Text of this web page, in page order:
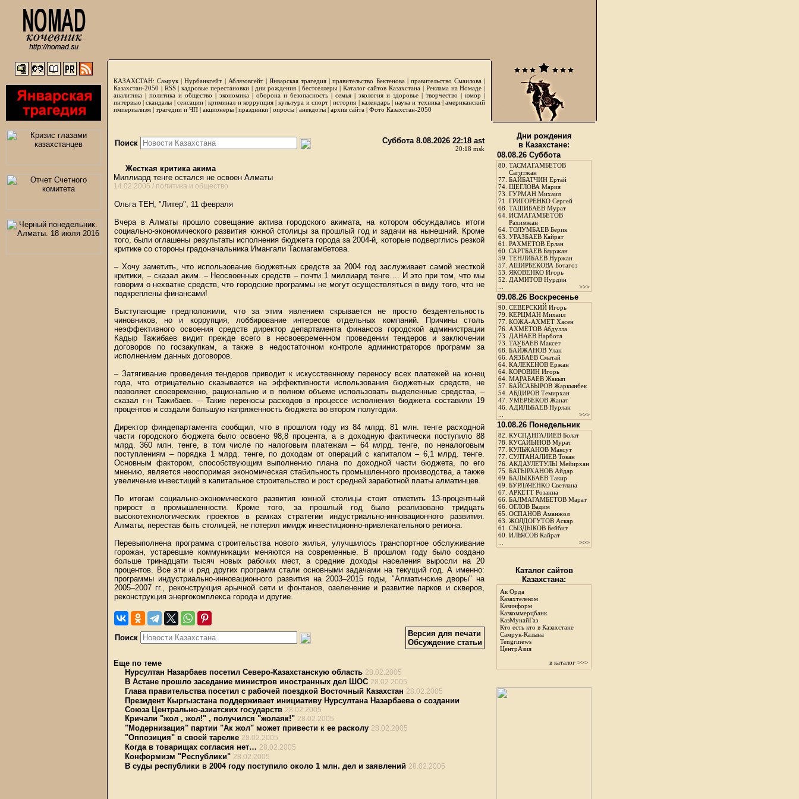
КАЗАХСТАН: Самрук |Нурбанкгейт | Аблязовгейт| Январская трагедия |правительство Бектенова| правительство Смаилова|
Казахстан-2050 | RSS|кадровые перестановки| дни рождения | бестселлеры| Каталог сайтов Казахстана | Реклама на Номаде |
аналитика | политика и общество | экономика | оборона и безопасность | семья | экология и здоровье | творчество | юмор |
интервью |скандалы | сенсации|криминал и коррупция|культура и спорт|история | календарь|наука и техника|американский
империализм | трагедии и ЧП | акционеры | праздники | опросы | анекдоты | архив сайта | Фото Казахстан-2050
Поиск Суббота 8.08.2026 22:18 ast
20:18 msk
Жесткая критика акима
Миллиард тенге остался не освоен Алматы
14.02.2005 / политика и общество
Ольга ТЕН, "Литер", 11 февраля
Вчера в Алматы прошло совещание актива городского акимата, на котором обсуждались итоги
социально-экономического развития южной столицы за прошлый год и задачи на нынешний. Кроме
того, были оглашены результаты исполнения бюджета города за 2004-й, которые подверглись резкой
критике со стороны градоначальника Имангали Тасмагамбетова.
– Хочу заметить, что использование бюджетных средств за 2004 год заслуживает самой жесткой
критики, – сказал аким. – Неосвоенных средств – почти 1 миллиард тенге…. И это при том, что мы
говорим о нехватке средств, что городские программы не могут осуществляться в виду того, что не
подкреплены финансами!
Выступающие предположили, что за этим явлением скрывается не просто бездеятельность
чиновников, но и коррупция, лоббирование интересов отдельных компаний. Причины столь
неэффективного освоения средств директор департамента финансов городской администрации
Кадыр Тажибаев видит прежде всего в несвоевременном проведении тендеров и заключении
договоров по госзакупкам, а также в недостаточном контроле администраторов программ за
исполнением данных договоров.
– Затягивание проведения тендеров приводит к искусственному переносу всех платежей на конец
года, что отрицательно сказывается на эффективности использования бюджетных средств, не
позволяет своевременно, рационально и в полном объеме использовать выделенные средства, –
сказал г-н Тажибаев. – Такие переносы расходов в процессе исполнения бюджета составили 19
процентов и создали большую напряженность бюджета во втором полугодии.
Директор финдепартамента сообщил, что в прошлом году из 84 млрд. 81 млн. тенге расходной
части городского бюджета было освоено 98,8 процента, а в доходную фактически поступило 88
млрд. 360 млн. тенге, в том числе по налоговым платежам – 64 млрд. тенге, по неналоговым
поступлениям – порядка 1 млрд. тенге, по доходам от операций с капиталом – 6,1 млрд. тенге.
Основным фактором, способствующим выполнению плана по доходной части бюджета, по его
мнению, является неоспоримая экономическая стабильность промышленного производства, а также
увеличение инвестиций в капитальное строительство и рост средней заработной платы алматинцев.
По итогам социально-экономического развития южной столицы стоит отметить 13-процентный
прирост в промышленности. Кроме того, за прошлый год было реализовано тридцать
высокотехнологических проектов в рамках стратегии индустриально-инновационного развития.
Алматы, перестав быть столицей, не потерял имидж инвестиционно-привлекательного региона.
Перевыполнена программа строительства нового жилья, улучшилось транспортное обслуживание
горожан, устаревшие коммуникации меняются на современные. В прошлом году было создано
больше тринадцати тысяч новых рабочих мест, а средние доходы населения выросли на 20
процентов. Все эти и ряд других программ стали основными задачами на текущий год. А именно:
программы индустриально-инновационного развития на 2003–2015 годы, "Алматинские дворы" на
2005–2007 гг., реконструкция арычной сети и фонтанов, озеленение и развитие парков и скверов,
реконструкция энергокомплекса города и другие.
Поиск
Версия для печати
Обсуждение статьи
Еще по теме
Нурсултан Назарбаев посетил Северо-Казахстанскую область 28.02.2005
В Астане прошло заседание министров иностранных дел ШОС 28.02.2005
Глава правительства посетил с рабочей поездкой Восточный Казахстан 28.02.2005
Президент Кыргызстана поддерживает инициативу Нурсултана Назарбаева о создании
Союза Центрально-азиатских государств 28.02.2005
Кричали "жол , жол!" , получился "жолаяк!" 28.02.2005
"Модернизация" партии "Ак жол" может привести к ее расколу 28.02.2005
"Оппозиция" в своей тарелке 28.02.2005
Когда в товарищах согласия нет… 28.02.2005
Конформизм "Республики" 28.02.2005
В суды республики в 2004 году поступило около 1 млн. дел и заявлений 28.02.2005
Дни рождения
в Казахстане:
08.08.26 Суббота
80. ТАСМАГАМБЕТОВ
Сагитжан
77. БАЙБАТЧИН Ертай
74. ЩЕГЛОВА Мария
73. ГУРМАН Михаил
71. ГРИГОРЕНКО Сергей
68. ТАШИБАЕВ Мурат
64. ИСМАГАМБЕТОВ
Рахимжан
64. ТОЛУМБАЕВ Берик
63. УРАЗБАЕВ Кайрат
61. РАХМЕТОВ Ерлан
60. САРТБАЕВ Бауржан
59. ТЕНЛИБАЕВ Нуржан
57. АШИРБЕКОВА Ботагоз
53. ЯКОВЕНКО Игорь
52. ДАМИТОВ Нурдин
>>>
09.08.26 Воскресенье
90. СЕВЕРСКИЙ Игорь
79. КЕРЦМАН Михаил
77. КОЖА-АХМЕТ Хасен
76. АХМЕТОВ Абдулла
73. ДАНАЕВ Нарбота
73. ТАУБАЕВ Максет
68. БАЙЖАНОВ Улан
66. АЯЗБАЕВ Сматай
64. КАЛЕКЕНОВ Ержан
64. КОРОВИН Игорь
64. МАРАБАЕВ Жакып
57. БАЙСАБЫРОВ Жаркынбек
54. АБДИРОВ Темирхан
47. УМЕРБЕКОВ Жанат
46. АДИЛЬБАЕВ Нурлан
>>>
10.08.26 Понедельник
82. КУСПАНГАЛИЕВ Болат
78. КУСАЙЫНОВ Мурат
77. КУЛЬЖАНОВ Максут
77. СУЛТАНАЛИЕВ Токан
76. АКДАУЛЕТУЛЫ Мейирхан
75. БАТЫРХАНОВ Айдар
69. БАЛЫКБАЕВ Такир
69. БУРЛАЧЕНКО Светлана
67. АРКЕТТ Розанна
66. БАЛМАГАМБЕТОВ Марат
66. ОГЛОВ Вадим
65. ОСПАНОВ Аманжол
63. ЖОЛДОГУТОВ Аскар
61. СЫЗДЫКОВ Бейбит
60. ИЛЬЯСОВ Кайрат
>>>
Каталог сайтов
Казахстана:
Ак Орда
Казахтелеком
Казинформ
Казкоммерцбанк
КазМунайГаз
Кто есть кто в Казахстане
Самрук-Казына
Tengrinews
ЦентрАзия
в каталог >>>